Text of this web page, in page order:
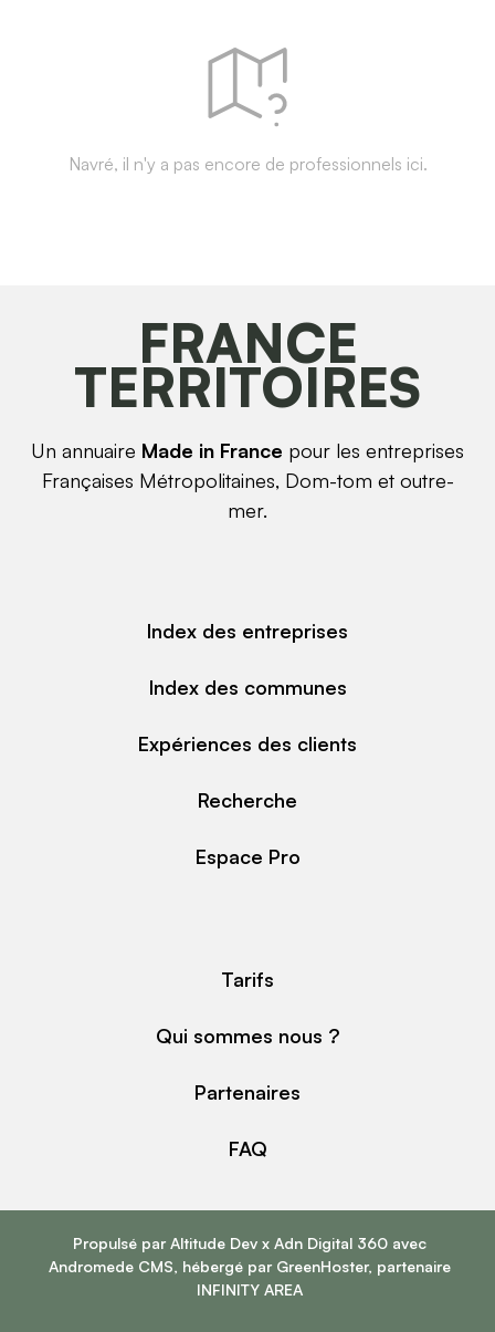
Navré, il n'y a pas encore de professionnels ici.
FRANCE
TERRITOIRES
Un annuaire Made in France pour les entreprises
Françaises Métropolitaines, Dom-tom et outre-
mer.
Index des entreprises
Index des communes
Expériences des clients
Recherche
Espace Pro
Tarifs
Qui sommes nous ?
Partenaires
FAQ
Propulsé par Altitude Devx Adn Digital 360avec
Andromede CMS, hébergé par GreenHoster, partenaire
INFINITY AREA